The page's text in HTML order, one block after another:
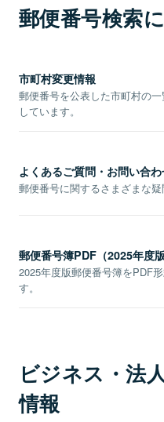
郵便番号検索
市町村変更情報
郵便番号を公表した市町村の
しています。
よくあるご質問・お問い合
郵便番号に関するさまざまな疑
郵便番号簿PDF（2025年度版
2025年度版郵便番号簿をPDF
す。
ビジネス・法
情報